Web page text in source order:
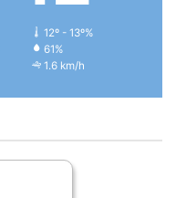
12º - 13º%
61%
1.6 km/h